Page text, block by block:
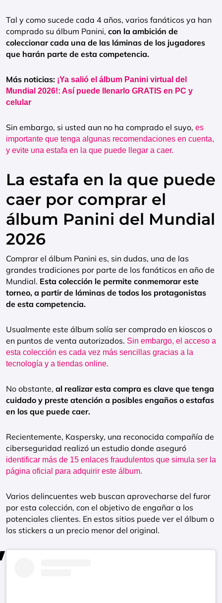
Tal y como sucede cada 4 años, varios fanáticos ya han
comprado su álbum Panini, con la ambición de
coleccionar cada una de las láminas de los jugadores
que harán parte de esta competencia.
Más noticias: ¡Ya salió el álbum Panini virtual del
Mundial 2026!: Así puede llenarlo GRATIS en PC y
celular
Sin embargo, si usted aun no ha comprado el suyo, es
importante que tenga algunas recomendaciones en cuenta,
y evite una estafa en la que puede llegar a caer.
La estafa en la que puede
caer por comprar el
álbum Panini del Mundial
2026
Comprar el álbum Panini es, sin dudas, una de las
grandes tradiciones por parte de los fanáticos en año de
Mundial. Esta colección le permite conmemorar este
torneo, a partir de láminas de todos los protagonistas
de esta competencia.
Usualmente este álbum solía ser comprado en kioscos o
en puntos de venta autorizados. Sin embargo, el acceso a
esta colección es cada vez más sencillas gracias a la
tecnología y a tiendas online.
No obstante, al realizar esta compra es clave que tenga
cuidado y preste atención a posibles engaños o estafas
en los que puede caer.
Recientemente, Kaspersky, una reconocida compañía de
ciberseguridad realizó un estudio donde aseguró
identificar más de 15 enlaces fraudulentos que simula ser la
página oficial para adquirir este álbum.
Varios delincuentes web buscan aprovecharse del furor
por esta colección, con el objetivo de engañar a los
potenciales clientes. En estos sitios puede ver el álbum o
los stickers a un precio menor del original.